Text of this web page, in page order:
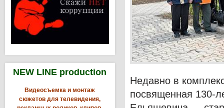
NEW LINE production
Видеосъемка и монтаж
сюжетов для телевидения,
Недавно в
посвященная 130-